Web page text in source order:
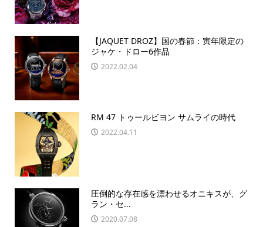
【JAQUET DROZ】国の春節：寅年限定の
ジャケ・ドロー6作品
2022.02.04
RM 47 トゥールビヨン サムライの時代
2022.04.11
圧倒的な存在感を漂わせるオニキスが、グ
ラン・セ...
2020.07.08